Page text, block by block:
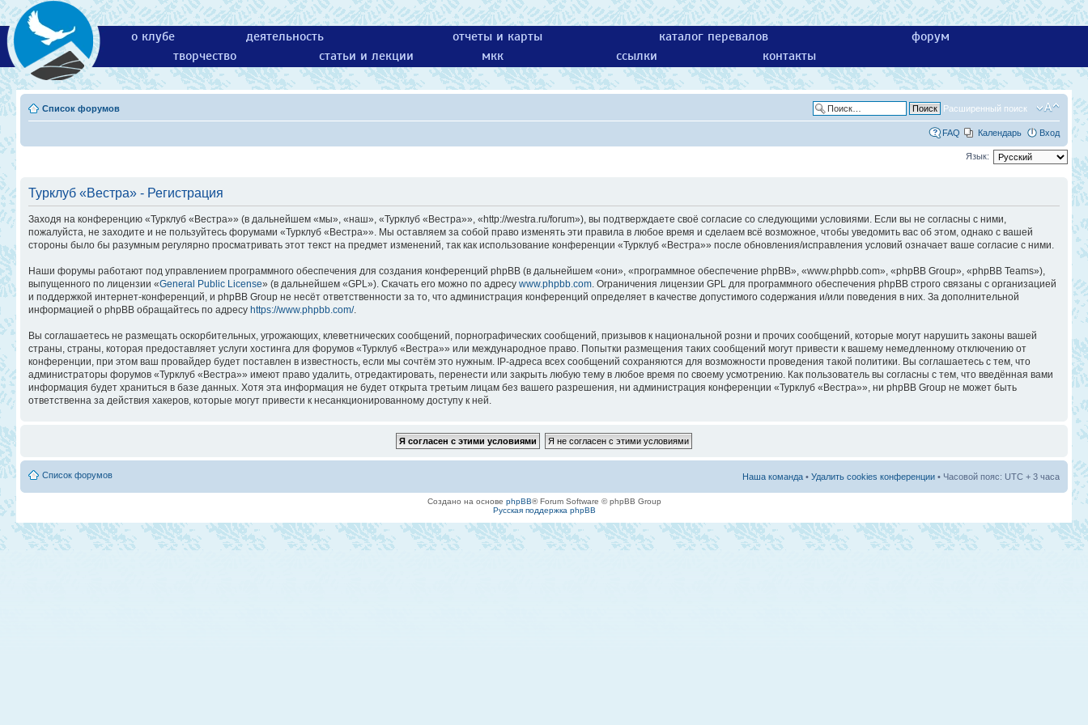
о клубе деятельность отчеты и карты каталог перевалов
форум
творчество
статьи и лекции мкк ссылки контакты
Список форумов Расширенный поиск
FAQ Календарь Вход
Язык:
Турклуб «Вестра» - Регистрация
Заходя на конференцию «Турклуб «Вестра»» (в дальнейшем «мы», «наш», «Турклуб «Вестра»», «http://westra.ru/forum»), вы подтверждаете своё согласие со следующими условиями. Если вы не согласны с ними,
пожалуйста, не заходите и не пользуйтесь форумами «Турклуб «Вестра»». Мы оставляем за собой право изменять эти правила в любое время и сделаем всё возможное, чтобы уведомить вас об этом, однако с вашей
стороны было бы разумным регулярно просматривать этот текст на предмет изменений, так как использование конференции «Турклуб «Вестра»» после обновления/исправления условий означает ваше согласие с ними.
Наши форумы работают под управлением программного обеспечения для создания конференций phpBB (в дальнейшем «они», «программное обеспечение phpBB», «www.phpbb.com», «phpBB Group», «phpBB Teams»),
выпущенного по лицензии «General Public License» (в дальнейшем «GPL»). Скачать его можно по адресу www.phpbb.com. Ограничения лицензии GPL для программного обеспечения phpBB строго связаны с организацией
и поддержкой интернет-конференций, и phpBB Group не несёт ответственности за то, что администрация конференций определяет в качестве допустимого содержания и/или поведения в них. За дополнительной
информацией о phpBB обращайтесь по адресу https://www.phpbb.com/.
Вы соглашаетесь не размещать оскорбительных, угрожающих, клеветнических сообщений, порнографических сообщений, призывов к национальной розни и прочих сообщений, которые могут нарушить законы вашей
страны, страны, которая предоставляет услуги хостинга для форумов «Турклуб «Вестра»» или международное право. Попытки размещения таких сообщений могут привести к вашему немедленному отключению от
конференции, при этом ваш провайдер будет поставлен в известность, если мы сочтём это нужным. IP-адреса всех сообщений сохраняются для возможности проведения такой политики. Вы соглашаетесь с тем, что
администраторы форумов «Турклуб «Вестра»» имеют право удалить, отредактировать, перенести или закрыть любую тему в любое время по своему усмотрению. Как пользователь вы согласны с тем, что введённая вами
информация будет храниться в базе данных. Хотя эта информация не будет открыта третьим лицам без вашего разрешения, ни администрация конференции «Турклуб «Вестра»», ни phpBB Group не может быть
ответственна за действия хакеров, которые могут привести к несанкционированному доступу к ней.
Список форумов Наша команда • Удалить cookies конференции • Часовой пояс: UTC + 3 часа
Создано на основе phpBB® Forum Software © phpBB Group
Русская поддержка phpBB